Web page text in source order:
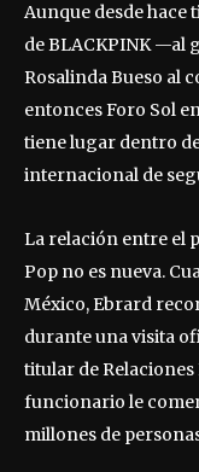
Aunque desde hace
de BLACKPINK —al
Rosalinda Bueso al
entonces Foro Sol
tiene lugar dentro
internacional de
La relación entre el
Pop no es nueva.
México, Ebrard
durante una visita
titular de
funcionario le
millones de